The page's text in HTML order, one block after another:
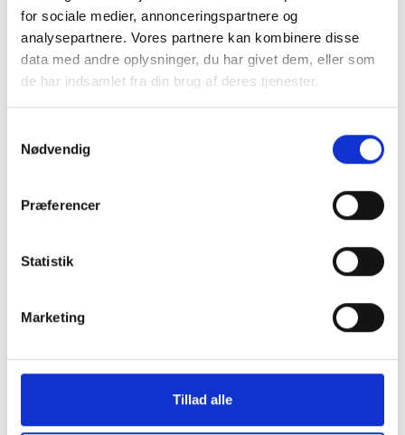
for sociale medier, annonceringspartnere og
analysepartnere. Vores partnere kan kombinere disse
data med andre oplysninger, du har givet dem, eller som
de har indsamlet fra din brug af deres tjenester.
Nødvendig
Præferencer
Statistik
Marketing
Tillad alle
Montering (OBS.
inkluderet!)
99 kr.